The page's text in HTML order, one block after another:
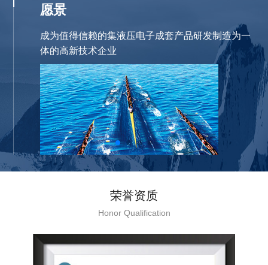
愿景
成为值得信赖的集液压电子成套产品研发制造为一
体的高新技术企业
荣誉资质
Honor Qualification